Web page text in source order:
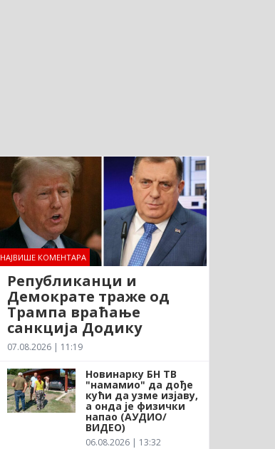
НАЈВИШЕ КОМЕНТАРА
Републиканци и
Демократе траже од
Трампа враћање
санкција Додику
07.08.2026 | 11:19
Новинарку БН ТВ
"намамио" да дође
кући да узме изјаву,
а онда је физички
напао (АУДИО/
ВИДЕО)
06.08.2026 | 13:32